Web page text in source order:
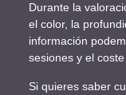
Durante la
el color, la
información
sesiones y el
Si quieres saber